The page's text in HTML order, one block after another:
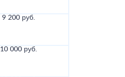
9 200 руб.
10 000 руб.